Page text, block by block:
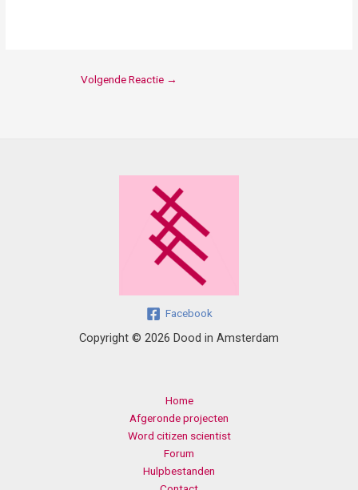
Volgende Reactie →
Facebook
Copyright © 2026 Dood in Amsterdam
Home
Afgeronde projecten
Word citizen scientist
Forum
Hulpbestanden